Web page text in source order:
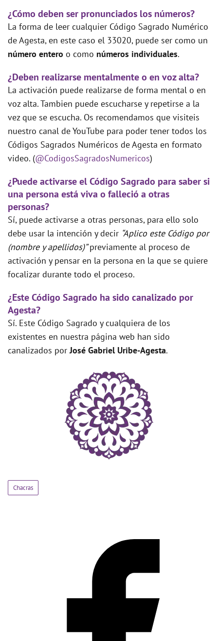
¿Cómo deben ser pronunciados los números?
La forma de leer cualquier Código Sagrado Numérico
de Agesta, en este caso el 33020, puede ser como un
número entero o como números individuales.
¿Deben realizarse mentalmente o en voz alta?
La activación puede realizarse de forma mental o en
voz alta. Tambien puede escucharse y repetirse a la
vez que se escucha. Os recomendamos que visiteis
nuestro canal de YouTube para poder tener todos los
Códigos Sagrados Numéricos de Agesta en formato
video. (@CodigosSagradosNumericos)
¿Puede activarse el Código Sagrado para saber si
una persona está viva o falleció a otras
personas?
Sí, puede activarse a otras personas, para ello solo
debe usar la intención y decir “Aplico este Código por
(nombre y apellidos)”previamente al proceso de
activación y pensar en la persona en la que se quiere
focalizar durante todo el proceso.
¿Este Código Sagrado ha sido canalizado por
Agesta?
Sí. Este Código Sagrado y cualquiera de los
existentes en nuestra página web han sido
canalizados porJosé Gabriel Uribe-Agesta.
Chacras